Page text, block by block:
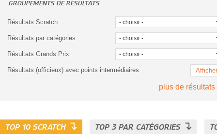
GROUPEMENTS DE RÉSULTATS
Résultats Scratch
Résultats par catégories
Résultats Grands Prix
Résultats (officieux) avec points intermédiaires Afficher
plus de résultats
TOP 10 SCRATCH ↴ TOP 3 PAR CATÉGORIES ↴